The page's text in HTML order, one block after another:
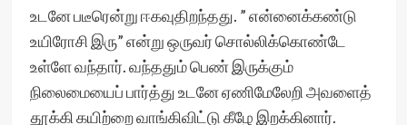
உடனே படீரென்று ஈகவுதிறந்தது. ” என்னைக்கண்டு
உயிரோசி இரு” என்று ஒருவர் சொல்லிக்கொண்டே
உள்ளே வந்தார். வந்ததும் பெண் இருக்கும்
நிலைமையைப் பார்த்து உடனே ஏணிமேலேறி அவளைத்
தூக்கி கயிற்றை வாங்கிவிட்டு கீழே இறக்கினார்.